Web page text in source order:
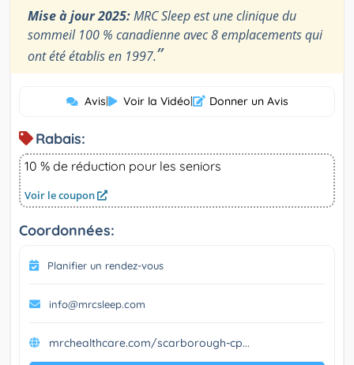
Mise à jour 2025:MRC Sleep est une clinique du
sommeil 100 % canadienne avec 8 emplacements qui
ont été établis en 1997.”
Avis| Voir la Vidéo| Donner un Avis
Rabais:
10 % de réduction pour les seniors
Voir le coupon
Coordonnées:
Planifier un rendez-vous
info@mrcsleep.com
mrchealthcare.com/scarborough-cp...